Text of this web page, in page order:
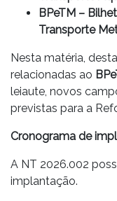
BPeTM –
Transporte
Nesta matéria,
relacionadas ao
leiaute, novos
previstas para a
Cronograma de
A NT 2026.002
implantação.